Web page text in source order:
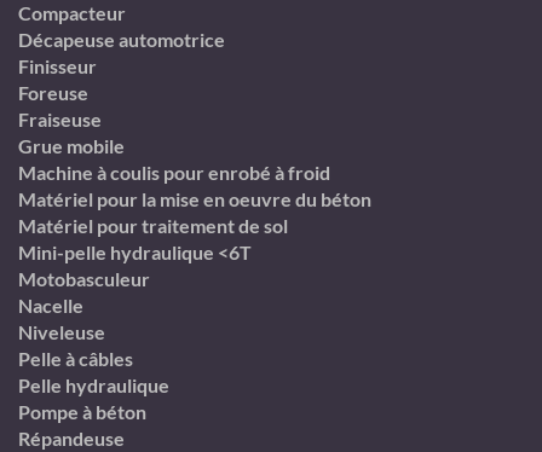
Compacteur
Décapeuse automotrice
Finisseur
Foreuse
Fraiseuse
Grue mobile
Machine à coulis pour enrobé à froid
Matériel pour la mise en oeuvre du béton
Matériel pour traitement de sol
Mini-pelle hydraulique <6T
Motobasculeur
Nacelle
Niveleuse
Pelle à câbles
Pelle hydraulique
Pompe à béton
Répandeuse